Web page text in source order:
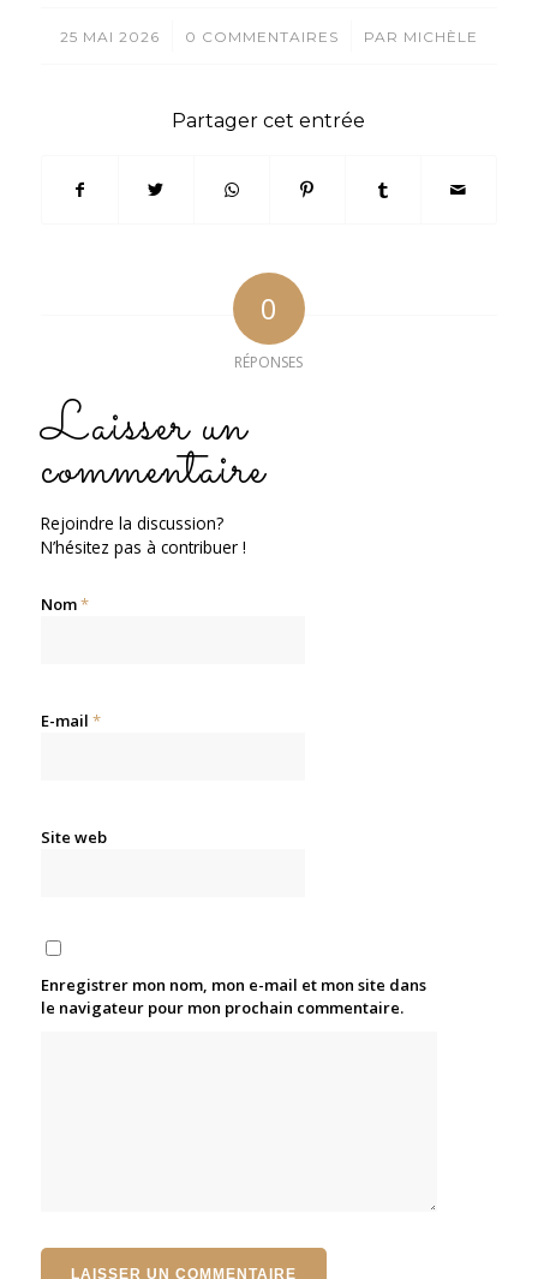
25 MAI 2026
/ 0 COMMENTAIRES
/ PAR MICHÈLE
Partager cet entrée
0
RÉPONSES
Laisser un
commentaire
Rejoindre la discussion?
N’hésitez pas à contribuer !
Nom*
E-mail *
Site web
Enregistrer mon nom, mon e-mail et mon site dans
le navigateur pour mon prochain commentaire.